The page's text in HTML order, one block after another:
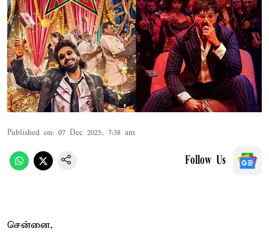
Published on: 07 Dec 2025, 7:38 am
Follow Us
சென்னை,